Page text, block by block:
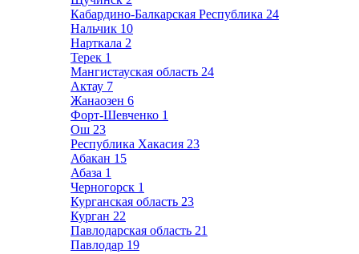
Кабардино-Балкарская Республика 24
Нальчик 10
Нарткала 2
Терек 1
Мангистауская область 24
Актау 7
Жанаозен 6
Форт-Шевченко 1
Ош 23
Республика Хакасия 23
Абакан 15
Абаза 1
Черногорск 1
Курганская область 23
Курган 22
Павлодарская область 21
Павлодар 19